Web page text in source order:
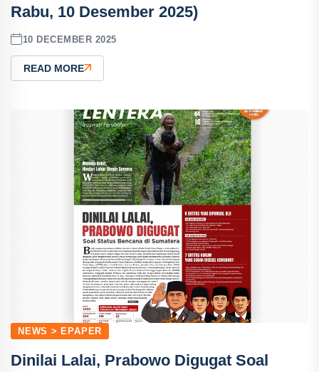
Rabu, 10 Desember 2025)
10 DECEMBER 2025
READ MORE
NEWS > EPAPER
Dinilai Lalai, Prabowo Digugat Soal